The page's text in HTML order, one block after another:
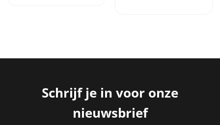
Schrijf je in voor onze
nieuwsbrief